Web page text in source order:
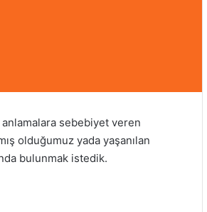
anlamalara sebebiyet veren
olduğumuz yada yaşanılan
bulunmak istedik.